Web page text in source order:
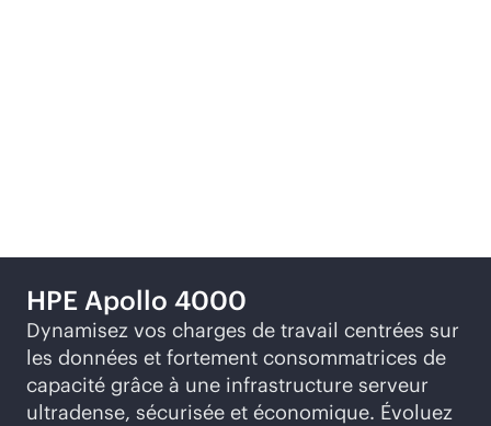
HPE Apollo 4000
Dynamisez vos charges de travail centrées sur
les données et fortement consommatrices de
capacité grâce à une infrastructure serveur
ultradense, sécurisée et économique. Évoluez